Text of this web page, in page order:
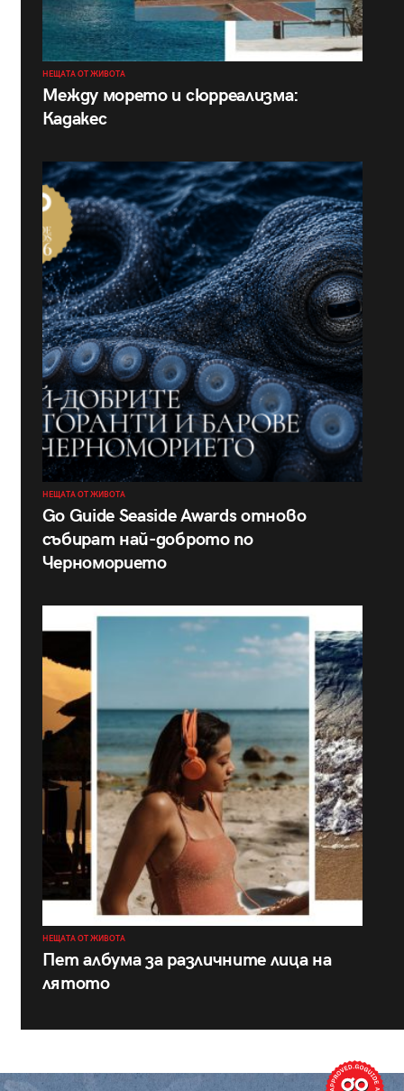
НЕЩАТА ОТ ЖИВОТА
Между морето и сюрреализма:
Кадакес
НЕЩАТА ОТ ЖИВОТА
Go Guide Seaside Awards отново
събират най-доброто по
Черноморието
НЕЩАТА ОТ ЖИВОТА
Пет албума за различните лица на
лятото